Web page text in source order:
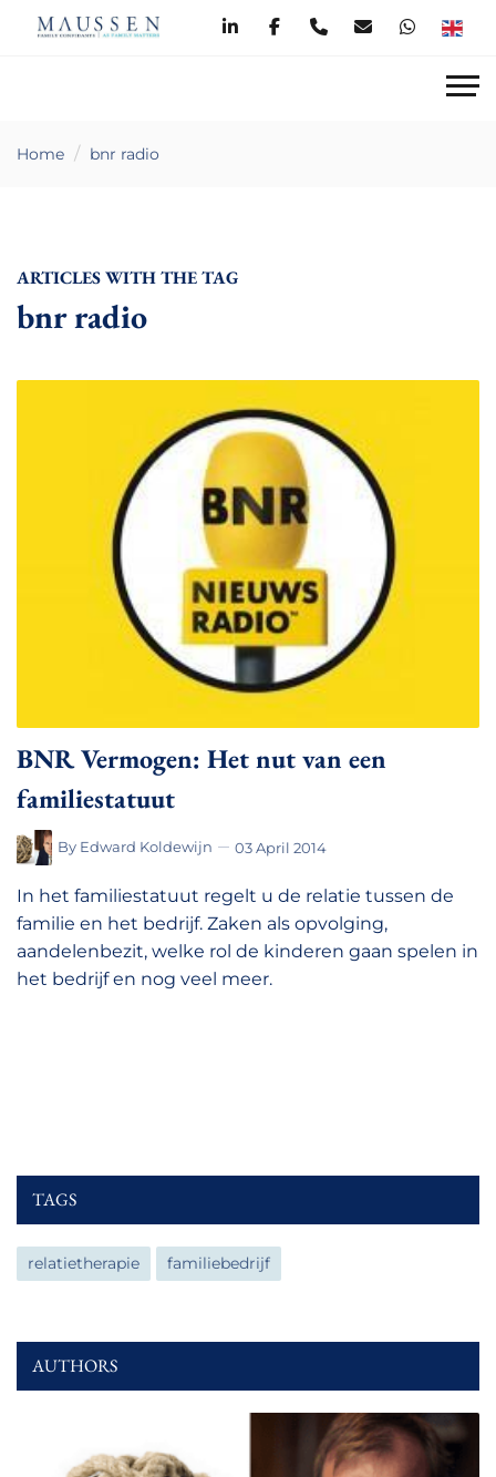
Home bnr radio
ARTICLES WITH THE TAG
bnr radio
BNR Vermogen: Het nut van een
familiestatuut
By Edward Koldewijn 03 April 2014
In het familiestatuut regelt u de relatie tussen de
familie en het bedrijf. Zaken als opvolging,
aandelenbezit, welke rol de kinderen gaan spelen in
het bedrijf en nog veel meer.
TAGS
relatietherapie familiebedrijf
AUTHORS